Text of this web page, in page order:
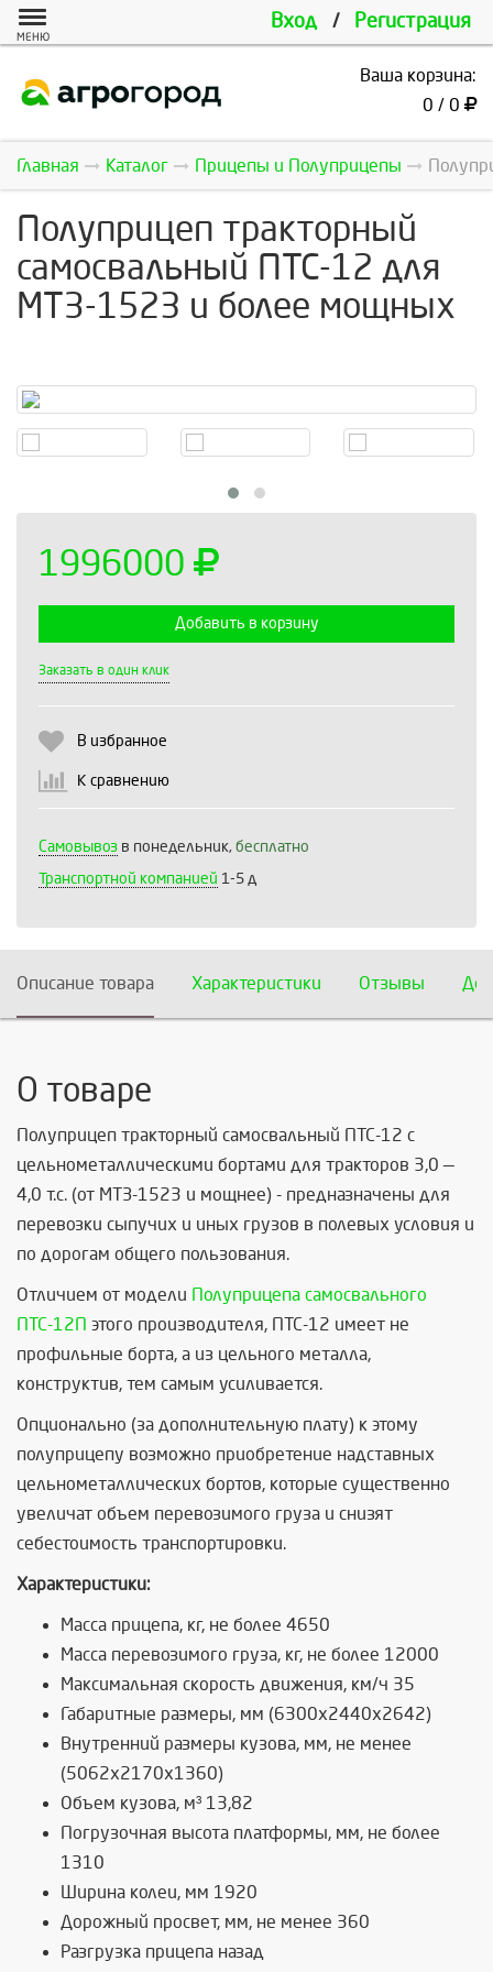
Вход / Регистрация
МЕНЮ
Ваша корзина:
0 / 0
Главная Каталог Прицепы и Полуприцепы
Полуприцеп тракторный
самосвальный ПТС-12 для
МТЗ-1523 и более мощных
1996000
Добавить в корзину
Заказать в один клик
В избранное
К сравнению
Самовывоз в понедельник, бесплатно
Транспортной компанией 1-5 д
Описание товара Характеристики Отзывы
О товаре
Полуприцеп тракторный самосвальный ПТС-12 с
цельнометаллическими бортами для тракторов 3,0 —
4,0 т.с. (от МТЗ-1523 и мощнее) - предназначены для
перевозки сыпучих и иных грузов в полевых условия и
по дорогам общего пользования.
Отличием от модели Полуприцепа самосвального
ПТС-12П этого производителя, ПТС-12 имеет не
профильные борта, а из цельного металла,
конструктив, тем самым усиливается.
Опционально (за дополнительную плату) к этому
полуприцепу возможно приобретение надставных
цельнометаллических бортов, которые существенно
увеличат объем перевозимого груза и снизят
себестоимость транспортировки.
Характеристики:
Масса прицепа, кг, не более 4650
Масса перевозимого груза, кг, не более 12000
Максимальная скорость движения, км/ч 35
Габаритные размеры, мм (6300x2440x2642)
Внутренний размеры кузова, мм, не менее
(5062x2170x1360)
Объем кузова, м³ 13,82
Погрузочная высота платформы, мм, не более
1310
Ширина колеи, мм 1920
Дорожный просвет, мм, не менее 360
Разгрузка прицепа назад